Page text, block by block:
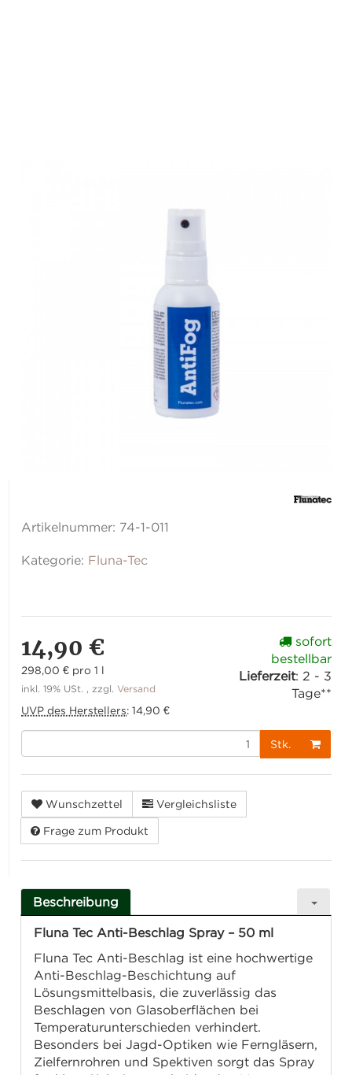
Artikelnummer: 74-1-011
Kategorie: Fluna-Tec
14,90 €
298,00 € pro 1 l
inkl. 19% USt. , zzgl.Versand
UVP des Herstellers:14,90 €
sofort
bestellbar
Lieferzeit: 2 - 3
Tage**
Stk.
Wunschzettel Vergleichsliste
Frage zum Produkt
Beschreibung
Fluna Tec Anti-Beschlag Spray – 50 ml
Fluna Tec Anti-Beschlag ist eine hochwertige
Anti-Beschlag-Beschichtung auf
Lösungsmittelbasis, die zuverlässig das
Beschlagen von Glasoberflächen bei
Temperaturunterschieden verhindert.
Besonders bei Jagd-Optiken wie Ferngläsern,
Zielfernrohren und Spektiven sorgt das Spray